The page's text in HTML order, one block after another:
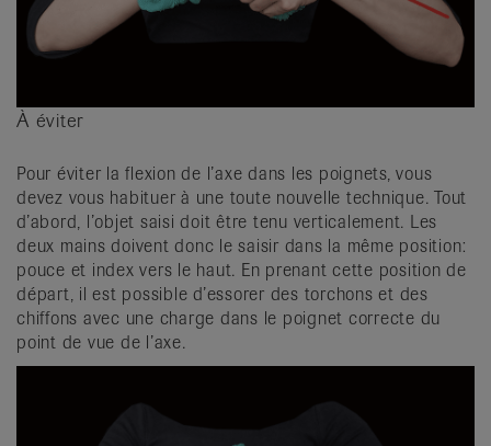
À éviter
Pour éviter la flexion de l’axe dans les poignets, vous
devez vous habituer à une toute nouvelle technique. Tout
d’abord, l’objet saisi doit être tenu verticalement. Les
deux mains doivent donc le saisir dans la même position:
pouce et index vers le haut. En prenant cette position de
départ, il est possible d’essorer des torchons et des
chiffons avec une charge dans le poignet correcte du
point de vue de l’axe.